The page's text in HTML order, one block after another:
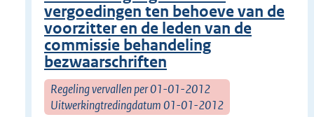
vergoedingen ten behoeve van de
voorzitter en de leden van de
commissie behandeling
bezwaarschriften
Regeling vervallen per 01-01-2012
Uitwerkingtredingdatum 01-01-2012